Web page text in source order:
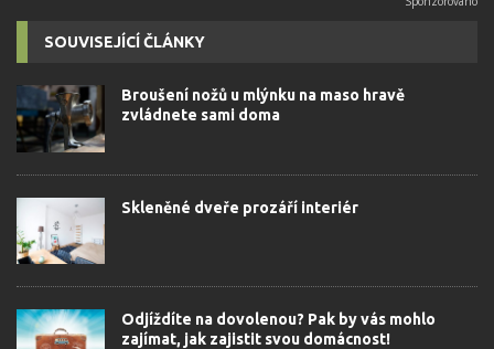
SOUVISEJÍCÍ ČLÁNKY
Broušení nožů u mlýnku na maso hravě
zvládnete sami doma
Skleněné dveře prozáří interiér
Odjíždíte na dovolenou? Pak by vás mohlo
zajímat, jak zajistit svou domácnost!